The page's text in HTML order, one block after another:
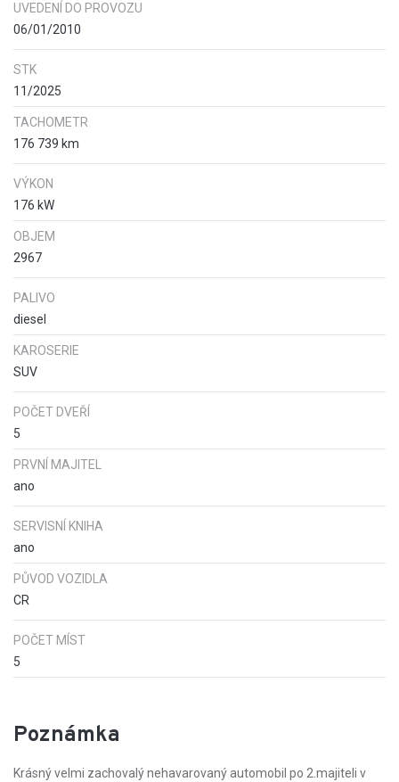
UVEDENÍ DO PROVOZU
06/01/2010
STK
11/2025
TACHOMETR
176 739 km
VÝKON
176 kW
OBJEM
2967
PALIVO
diesel
KAROSERIE
SUV
POČET DVEŘÍ
5
PRVNÍ MAJITEL
ano
SERVISNÍ KNIHA
ano
PŮVOD VOZIDLA
CR
POČET MÍST
5
Poznámka
Krásný velmi zachovalý nehavarovaný automobil po 2.majiteli v